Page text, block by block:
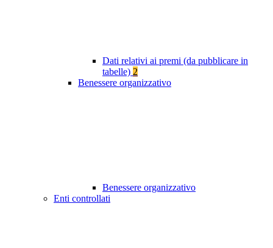
Dati relativi ai premi (da pubblicare in
tabelle) 2
Benessere organizzativo
Benessere organizzativo
Enti controllati